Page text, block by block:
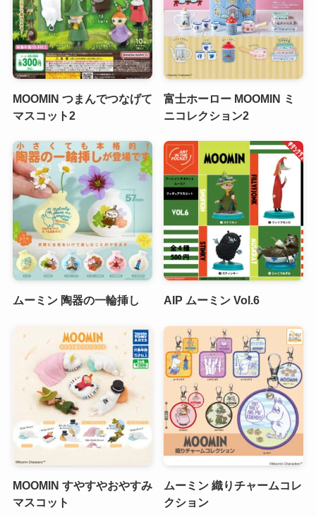
MOOMIN つまんでつなげて
マスコット2
富士ホーロー MOOMIN ミ
ニコレクション2
ムーミン 陶器の一輪挿し AIP ムーミン Vol.6
MOOMIN すやすやおやすみ
マスコット
ムーミン 織りチャームコレ
クション